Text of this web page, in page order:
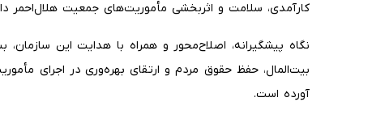
کارآمدی، سلامت و اثربخشی مأموریت‌های جمعیت هلال‌احمر
نگاه پیشگیرانه، اصلاح‌محور و همراه با هدایت این
بیت‌المال، حفظ حقوق مردم و ارتقای بهره‌وری در اجرای
آورده است.